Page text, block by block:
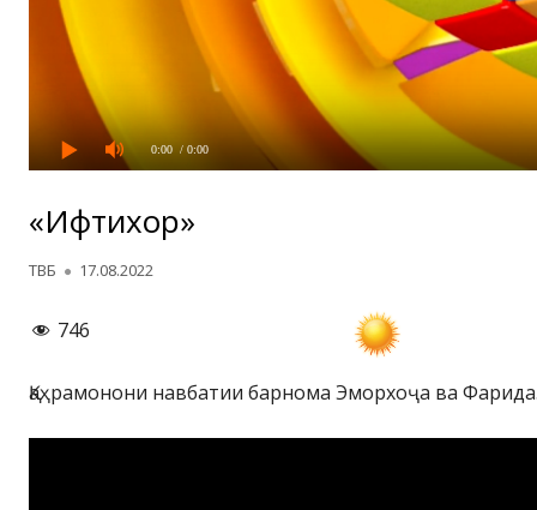
0:00 / 0:00
«Ифтихор»
Автор
ТВБ Опубликовано
17.08.2022
746
Қаҳрамонони навбатии барнома Эморхоҷа ва